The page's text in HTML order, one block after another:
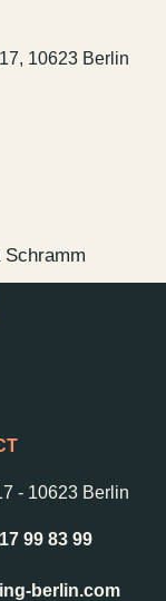
&
–
10623 Berlin
- 10623 Berlin
99 83 99
berlin.com